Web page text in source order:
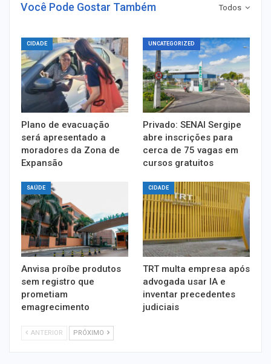
Todos
Você Pode Gostar Também
CIDADE
Plano de evacuação
será apresentado a
moradores da Zona de
Expansão
UNCATEGORIZED
Privado: SENAI Sergipe
abre inscrições para
cerca de 75 vagas em
cursos gratuitos
SAÚDE
Anvisa proíbe produtos
sem registro que
prometiam
emagrecimento
CIDADE
TRT multa empresa após
advogada usar IA e
inventar precedentes
judiciais
ANTERIOR PRÓXIMO